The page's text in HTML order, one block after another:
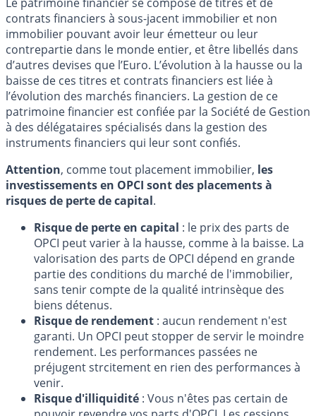
contrats financiers à sous-jacent immobilier et non
immobilier pouvant avoir leur émetteur ou leur
contrepartie dans le monde entier, et être libellés dans
d’autres devises que l’Euro. L’évolution à la hausse ou la
baisse de ces titres et contrats financiers est liée à
l’évolution des marchés financiers. La gestion de ce
patrimoine financier est confiée par la Société de Gestion
à des délégataires spécialisés dans la gestion des
instruments financiers qui leur sont confiés.
Attention, comme tout placement immobilier, les
investissements en OPCI sont des placements à
risques de perte de capital.
Risque de perte en capital : le prix des parts de
OPCI peut varier à la hausse, comme à la baisse. La
valorisation des parts de OPCI dépend en grande
partie des conditions du marché de l'immobilier,
sans tenir compte de la qualité intrinsèque des
biens détenus.
Risque de rendement : aucun rendement n'est
garanti. Un OPCI peut stopper de servir le moindre
rendement. Les performances passées ne
préjugent strcitement en rien des performances à
venir.
Risque d'illiquidité : Vous n'êtes pas certain de